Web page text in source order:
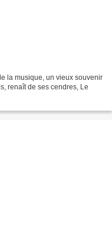
la musique, un vieux souvenir
renaît de ses cendres, Le